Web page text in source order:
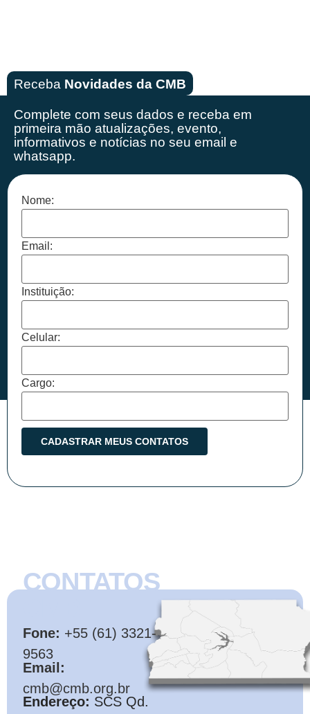
Receba Novidades da CMB
Complete com seus dados e receba em
primeira mão atualizações, evento,
informativos e notícias no seu email e
whatsapp.
Nome:
Email:
Instituição:
Celular:
Cargo:
CONTATOS
Fone: +55 (61) 3321-
9563
Email:
cmb@cmb.org.br
Endereço: SCS Qd.